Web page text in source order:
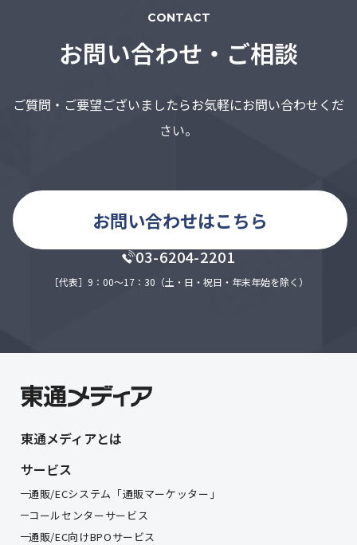
5．委託について
する個人情報管理基準を満たす企業を選定して委託を行
い、適切な取扱いが行われるよう監督します。
止、消去又は第三者への提供の停止、第三者提供記録の
申請窓口：個人情報に関する苦情相談窓口
東京都中央区勝どき1丁目7-3 勝どきサンスクェア5階
れない等の不利益が生じる場合があります。
8．本人が容易に認識できない方法による取得
クッキー等本人が容易に認識できない方法による取得は
CONTACT
お問い合わせ・ご相談
ご質問・ご要望ございましたらお気軽にお問い合わせくだ
さい。
お問い合わせはこちら
03-6204-2201
［代表］9：00～17：30（土・日・祝日・年末年始を除く）
東通メディアとは
サービス
通販/ECシステム「通販マーケッター」
コールセンターサービス
通販/EC向けBPOサービス